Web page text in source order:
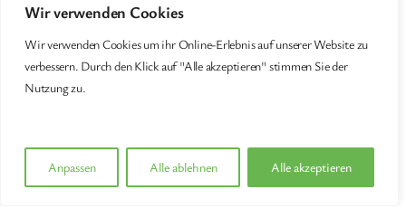
Wir verwenden Cookies
Wir verwenden Cookies um ihr Online-Erlebnis auf unserer Website zu
verbessern. Durch den Klick auf "Alle akzeptieren" stimmen Sie der
Nutzung zu.
Anpassen Alle ablehnen Alle akzeptieren
vom Landvolk Sulingen
Schierloh-Engineering hat die technische
Betriebsführung von über 60
unsere Position als verlässlicher Partner im
Bereich der erneuerbaren Energien und setzen